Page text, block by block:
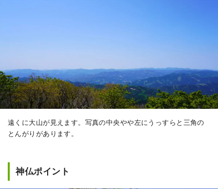
遠くに大山が見えます。写真の中央やや左にうっすらと三角の
とんがりがあります。
神仏ポイント